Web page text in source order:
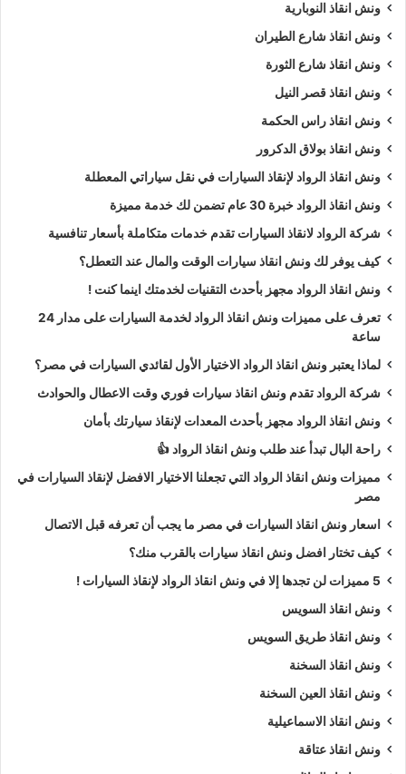
ونش انقاذ النوبارية
ونش انقاذ شارع الطيران
ونش انقاذ شارع الثورة
ونش انقاذ قصر النيل
ونش انقاذ راس الحكمة
ونش انقاذ بولاق الدكرور
ونش انقاذ الرواد لإنقاذ السيارات في نقل سياراتي المعطلة
ونش انقاذ الرواد خبرة 30 عام تضمن لك خدمة مميزة
شركة الرواد لانقاذ السيارات تقدم خدمات متكاملة بأسعار تنافسية
كيف يوفر لك ونش انقاذ سيارات الوقت والمال عند التعطل؟
ونش انقاذ الرواد مجهز بأحدث التقنيات لخدمتك اينما كنت !
تعرف على مميزات ونش انقاذ الرواد لخدمة السيارات على مدار 24
ساعة
لماذا يعتبر ونش انقاذ الرواد الاختيار الأول لقائدي السيارات في مصر؟
شركة الرواد تقدم ونش انقاذ سيارات فوري وقت الاعطال والحوادث
ونش انقاذ الرواد مجهز بأحدث المعدات لإنقاذ سيارتك بأمان
راحة البال تبدأ عند طلب ونش انقاذ الرواد 👍
مميزات ونش انقاذ الرواد التي تجعلنا الاختيار الافضل لإنقاذ السيارات في
مصر
اسعار ونش انقاذ السيارات في مصر ما يجب أن تعرفه قبل الاتصال
كيف تختار افضل ونش انقاذ سيارات بالقرب منك؟
5 مميزات لن تجدها إلا في ونش انقاذ الرواد لإنقاذ السيارات !
ونش انقاذ السويس
ونش انقاذ طريق السويس
ونش انقاذ السخنة
ونش انقاذ العين السخنة
ونش انقاذ الاسماعيلية
ونش انقاذ عتاقة